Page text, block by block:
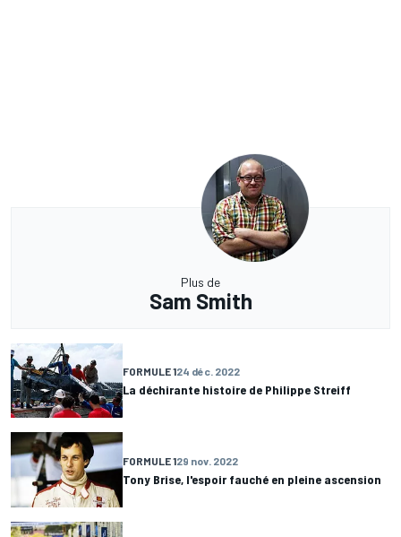
Plus de
Sam Smith
FORMULE 124 déc. 2022
La déchirante histoire de Philippe Streiff
FORMULE 129 nov. 2022
Tony Brise, l'espoir fauché en pleine ascension